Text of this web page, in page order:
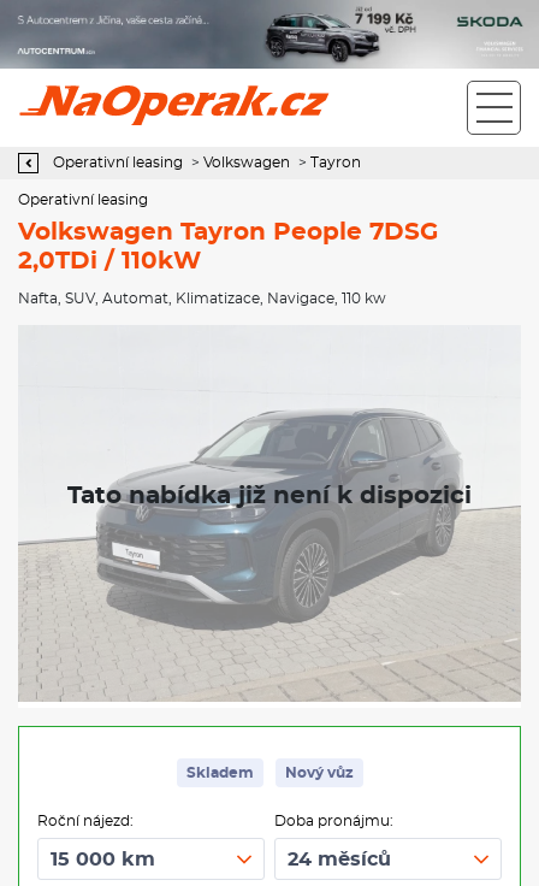
Operativní leasing Volkswagen Tayron People 7DSG 2,0TDi /
Operativní leasing > Volkswagen > Tayron
Operativní leasing
Volkswagen Tayron People 7DSG
2,0TDi / 110kW
Nafta SUV, Automat Klimatizace Navigace , 110 kw
Skladem Nový vůz
Roční nájezd: Doba pronájmu: